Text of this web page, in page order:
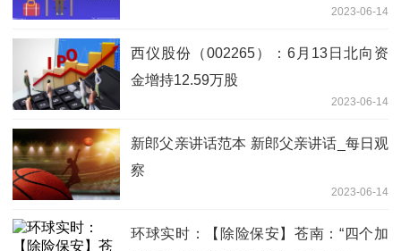
2023-06-14
西仪股份（002265）：6月13日北向资
金增持12.59万股
2023-06-14
新郎父亲讲话范本 新郎父亲讲话_每日观
察
2023-06-14
环球实时：【除险保安】苍南：“四个加